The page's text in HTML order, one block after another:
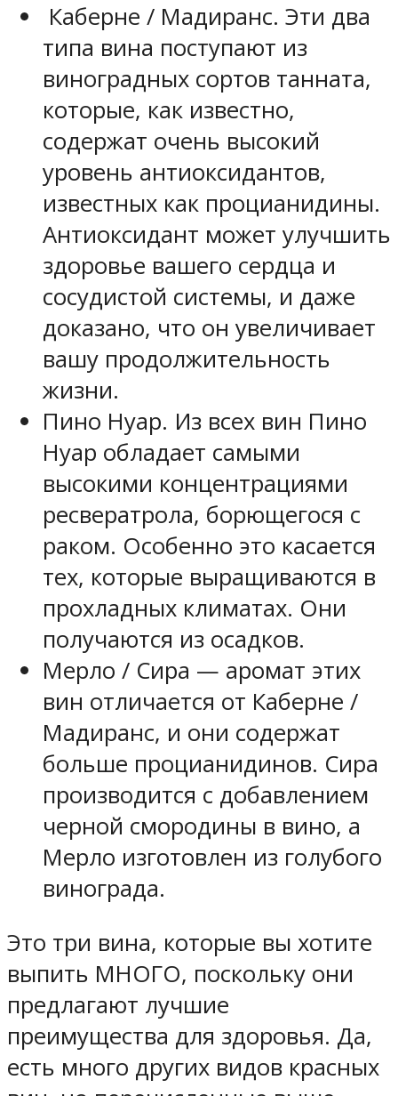
Каберне / Мадиранс. Эти два
типа вина поступают из
виноградных сортов танната,
которые, как известно,
содержат очень высокий
уровень антиоксидантов,
известных как процианидины.
Антиоксидант может улучшить
здоровье вашего сердца и
сосудистой системы, и даже
доказано, что он увеличивает
вашу продолжительность
жизни.
Пино Нуар. Из всех вин Пино
Нуар обладает самыми
высокими концентрациями
ресвератрола, борющегося с
раком. Особенно это касается
тех, которые выращиваются в
прохладных климатах. Они
получаются из осадков.
Мерло / Сира — аромат этих
вин отличается от Каберне /
Мадиранс, и они содержат
больше процианидинов. Сира
производится с добавлением
черной смородины в вино, а
Мерло изготовлен из голубого
винограда.
Это три вина, которые вы хотите
выпить МНОГО, поскольку они
предлагают лучшие
преимущества для здоровья. Да,
есть много других видов красных